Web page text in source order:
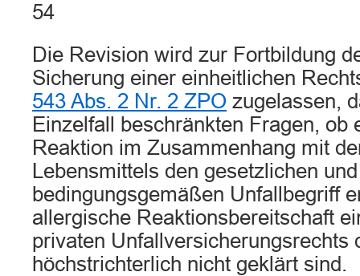
54
Die Revision wird zur Fortbildung
Sicherung einer einheitlichen
543 Abs. 2 Nr. 2 ZPO zugelassen,
Einzelfall beschränkten Fragen, ob
Reaktion im Zusammenhang mit
Lebensmittels den gesetzlichen und
bedingungsgemäßen Unfallbegriff
allergische Reaktionsbereitschaft
privaten Unfallversicherungsrechts
höchstrichterlich nicht geklärt sind.